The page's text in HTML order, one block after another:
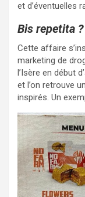
et d’éventuelles
Bis repetita ?
Cette affaire
marketing de
l’Isère en début
et l’on retrouve
inspirés. Un